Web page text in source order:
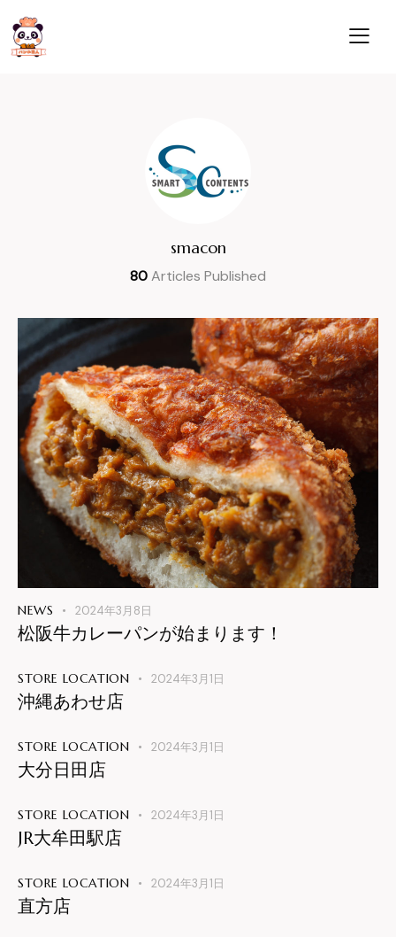
smacon
80Articles Published
NEWS 2024年3月8日
松阪牛カレーパンが始まります！
STORE LOCATION 2024年3月1日
沖縄あわせ店
STORE LOCATION 2024年3月1日
大分日田店
STORE LOCATION 2024年3月1日
JR大牟田駅店
STORE LOCATION 2024年3月1日
直方店